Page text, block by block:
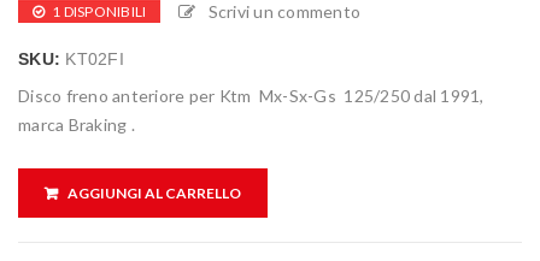
1 DISPONIBILI Scrivi un commento
SKU: KT02FI
Disco freno anteriore per Ktm Mx-Sx-Gs 125/250 dal 1991,
marca Braking .
AGGIUNGI AL CARRELLO